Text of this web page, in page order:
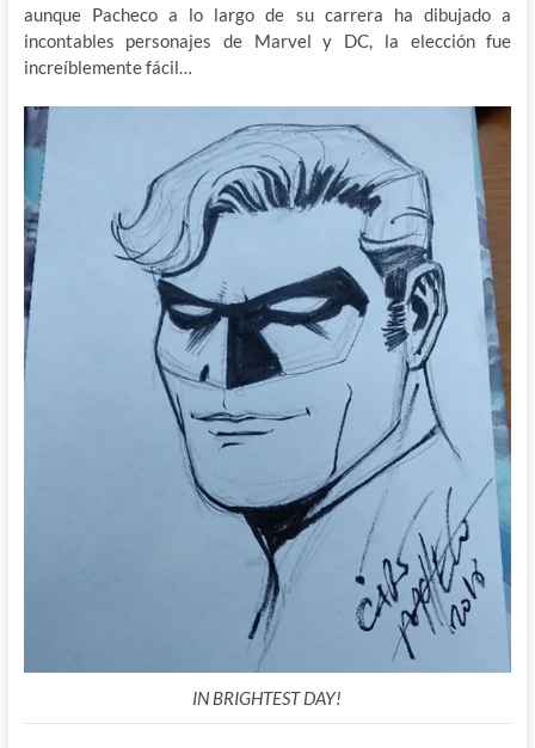
aunque Pacheco a lo largo de su carrera ha dibujado a
incontables personajes de Marvel y DC, la elección fue
increíblemente fácil…
IN BRIGHTEST DAY!